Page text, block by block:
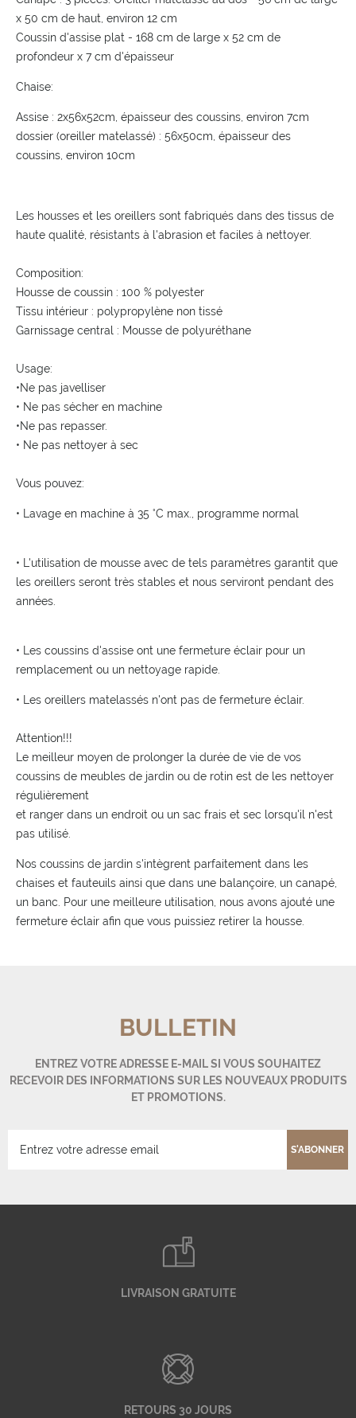
x 50 cm de haut, environ 12 cm
Coussin d'assise plat - 168 cm de large x 52 cm de
profondeur x 7 cm d'épaisseur
Chaise:
Assise : 2x56x52cm, épaisseur des coussins, environ 7cm
dossier (oreiller matelassé) : 56x50cm, épaisseur des
coussins, environ 10cm
Les housses et les oreillers sont fabriqués dans des tissus de
haute qualité, résistants à l'abrasion et faciles à nettoyer.
Composition:
Housse de coussin : 100 % polyester
Tissu intérieur : polypropylène non tissé
Garnissage central : Mousse de polyuréthane
Usage:
•Ne pas javelliser
• Ne pas sécher en machine
•Ne pas repasser.
• Ne pas nettoyer à sec
Vous pouvez:
• Lavage en machine à 35 °C max., programme normal
• L'utilisation de mousse avec de tels paramètres garantit que
les oreillers seront très stables et nous serviront pendant des
années.
• Les coussins d'assise ont une fermeture éclair pour un
remplacement ou un nettoyage rapide.
• Les oreillers matelassés n'ont pas de fermeture éclair.
Attention!!!
Le meilleur moyen de prolonger la durée de vie de vos
coussins de meubles de jardin ou de rotin est de les nettoyer
régulièrement
et ranger dans un endroit ou un sac frais et sec lorsqu'il n'est
pas utilisé.
Nos coussins de jardin s'intègrent parfaitement dans les
chaises et fauteuils ainsi que dans une balançoire, un canapé,
un banc. Pour une meilleure utilisation, nous avons ajouté une
fermeture éclair afin que vous puissiez retirer la housse.
BULLETIN
ENTREZ VOTRE ADRESSE E-MAIL SI VOUS SOUHAITEZ
RECEVOIR DES INFORMATIONS SUR LES NOUVEAUX PRODUITS
ET PROMOTIONS.
S'ABONNER
LIVRAISON GRATUITE
RETOURS 30 JOURS